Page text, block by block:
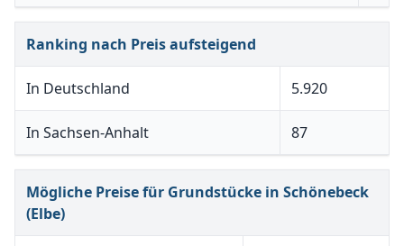
Ranking nach Preis aufsteigend
In Deutschland 5.920
In Sachsen-Anhalt 87
Mögliche Preise für Grundstücke in Schönebeck
(Elbe)